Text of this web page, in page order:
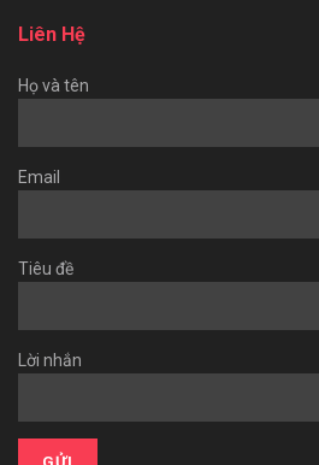
Liên Hệ
Họ và tên
Email
Tiêu đề
Lời nhắn